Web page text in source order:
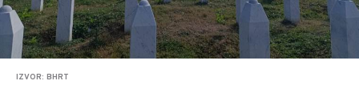
IZVOR: BHRT